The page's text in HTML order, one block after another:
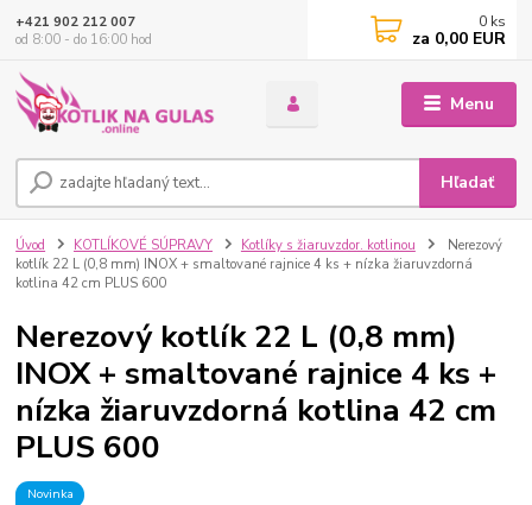
Menu
Hľadať
+421 902 212 007
od 8:00 - do 16:00 hod
0 ks
za 0,00 EUR
Úvod KOTLÍKOVÉ SÚPRAVY Kotlíky s žiaruvzdor. kotlinou
Nerezový
kotlík 22 L (0,8 mm) INOX + smaltované rajnice 4 ks + nízka žiaruvzdorná
kotlina 42 cm PLUS 600
Nerezový kotlík 22 L (0,8 mm)
INOX + smaltované rajnice 4 ks +
nízka žiaruvzdorná kotlina 42 cm
PLUS 600
Novinka